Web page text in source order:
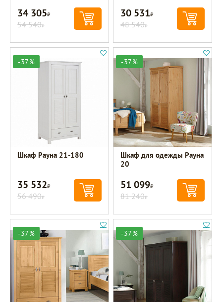
34 305Р
54 540Р
30 531Р
48 540Р
-37%
Шкаф Рауна 21-180
35 532Р
56 490Р
-37%
Шкаф для одежды Рауна
20
51 099Р
81 240Р
-37% -37%